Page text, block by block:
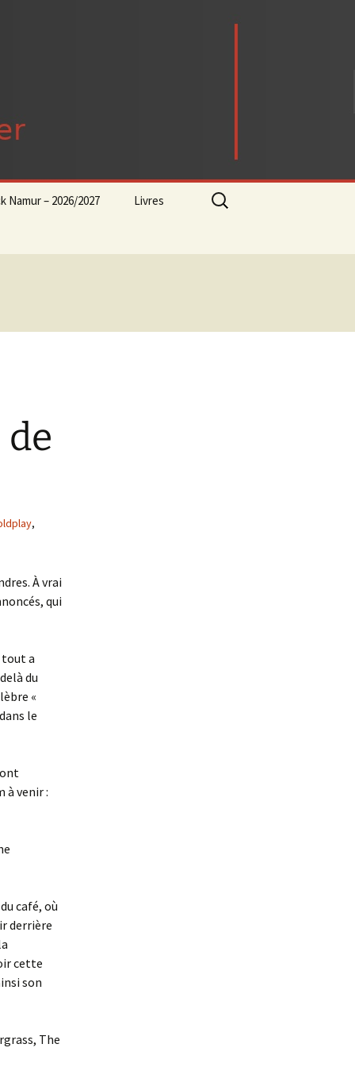
Namur – 2026/2027 Livres
Rechercher :
,
À vrai
qui
tout a
du
«
le
à venir :
café, où
derrière
cette
son
The